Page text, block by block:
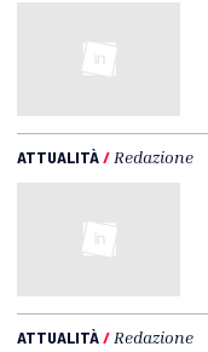
ATTUALITÀ/ Redazione
ATTUALITÀ/ Redazione